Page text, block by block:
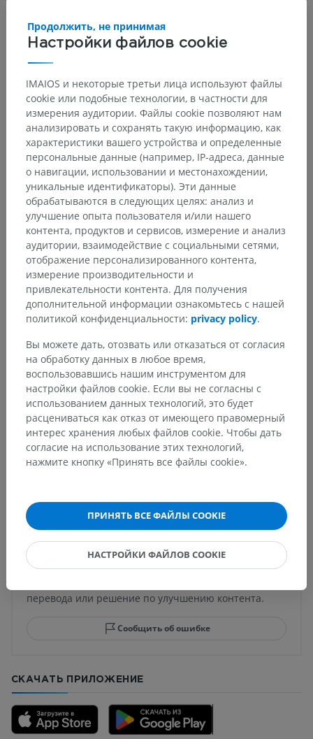
Williams CH, Jamal Z, Sternard BT. Bursitis. [Updated 2023 Jul 24]. In:
StatPearls [Internet]. Treasure Island (FL): StatPearls Publishing; 2025
Gray, H. (2016)
Gray’s anatomy the anatomical basis of clinical practice
41st edition. Edited by S. Standring. New York: Elsevier.
Анатомическая иерархия
Анатомия человека 2
Человеческое тело >
Systemata musculoskeletalia > Systema musculare>
Синовиальная сумка> Подкожная сумка
Основные структуры:Нет анатомических терминов,
относящихся к этой части тела
Анатомия человека 1
Сравнительная анатомия
животных
Заметили ошибку?
перевода или решение по улучшению контента.
Сообщить об ошибке
СКАЧАТЬ ПРИЛОЖЕНИЕ
Настройки файлов cookie
Продолжить, не принимая
IMAIOS и некоторые третьи лица используют файлы
cookie или подобные технологии, в частности для
измерения аудитории. Файлы cookie позволяют нам
анализировать и сохранять такую информацию, как
характеристики вашего устройства и определенные
персональные данные (например, IP-адреса, данные
о навигации, использовании и местонахождении,
уникальные идентификаторы). Эти данные
обрабатываются в следующих целях: анализ и
улучшение опыта пользователя и/или нашего
контента, продуктов и сервисов, измерение и анализ
аудитории, взаимодействие с социальными сетями,
отображение персонализированного контента,
измерение производительности и
привлекательности контента. Для получения
дополнительной информации ознакомьтесь с нашей
политикой конфиденциальности: privacy policy.
Вы можете дать, отозвать или отказаться от согласия
на обработку данных в любое время,
воспользовавшись нашим инструментом для
настройки файлов cookie. Если вы не согласны с
использованием данных технологий, это будет
расцениваться как отказ от имеющего правомерный
интерес хранения любых файлов cookie. Чтобы дать
согласие на использование этих технологий,
нажмите кнопку «Принять все файлы cookie».
ПРИНЯТЬ ВСЕ ФАЙЛЫ COOKIE
НАСТРОЙКИ ФАЙЛОВ COOKIE